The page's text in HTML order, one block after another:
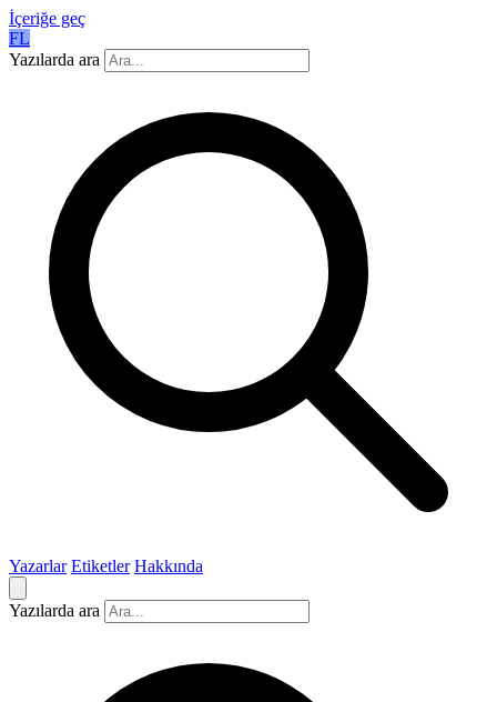
İçeriğe geç
FL
Yazılarda ara
Yazarlar Etiketler Hakkında
Yazılarda ara